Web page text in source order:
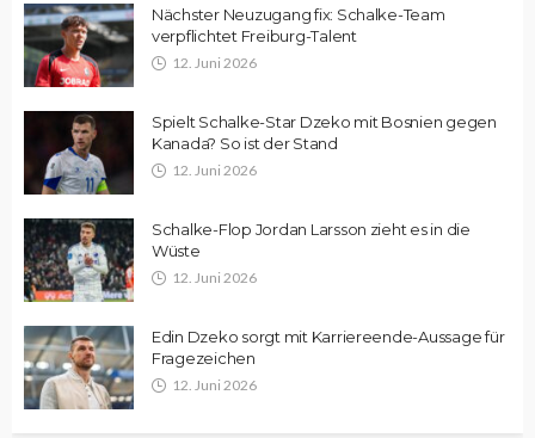
Nächster Neuzugang fix: Schalke-Team
verpflichtet Freiburg-Talent
12. Juni 2026
Spielt Schalke-Star Dzeko mit Bosnien gegen
Kanada? So ist der Stand
12. Juni 2026
Schalke-Flop Jordan Larsson zieht es in die
Wüste
12. Juni 2026
Edin Dzeko sorgt mit Karriereende-Aussage für
Fragezeichen
12. Juni 2026